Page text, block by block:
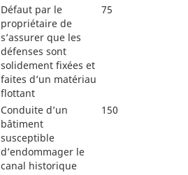
Défaut par le
propriétaire de
s’assurer que les
défenses sont
solidement fixées et
faites d’un matériau
flottant
75
Conduite d’un
bâtiment
susceptible
d’endommager le
canal historique
150